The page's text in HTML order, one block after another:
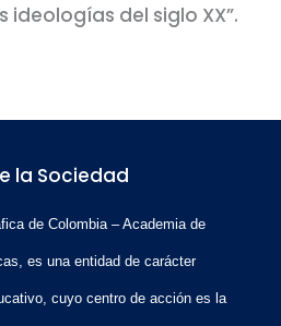
del siglo XX”.
la Sociedad
de Colombia – Academia de
es una entidad de carácter
cuyo centro de acción es la